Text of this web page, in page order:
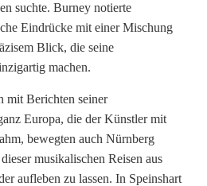
suchte. Burney notierte
Eindrücke mit einer Mischung
Blick, die seine
machen.
mit Berichten seiner
Europa, die der Künstler mit
bewegten auch Nürnberg
musikalischen Reisen aus
aufleben zu lassen. In Speinshart